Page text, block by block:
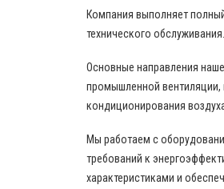
Компания выполняет
технического
Основные направления
промышленной вентиляции,
кондиционирования
Мы работаем с
требований к
характеристиками и